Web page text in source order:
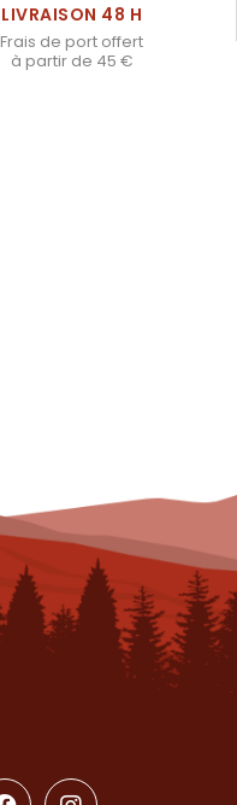
LIVRAISON 48 H
Frais de port offert
à partir de 45 €